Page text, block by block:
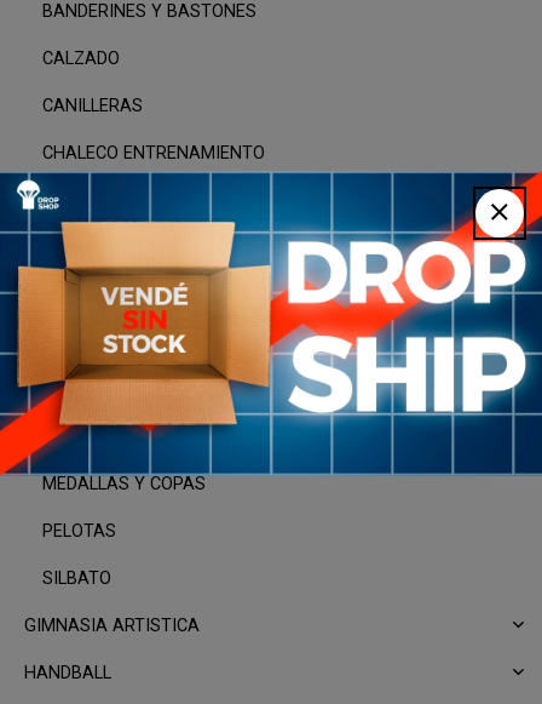
BANDERINES Y BASTONES
CALZADO
CANILLERAS
CHALECO ENTRENAMIENTO
CINTA MARCADORA
CINTO DE TRACCION
ESCALERAS
GUANTES
INFLADOR PELOTA
MEDALLAS Y COPAS
PELOTAS
SILBATO
GIMNASIA ARTISTICA
HANDBALL